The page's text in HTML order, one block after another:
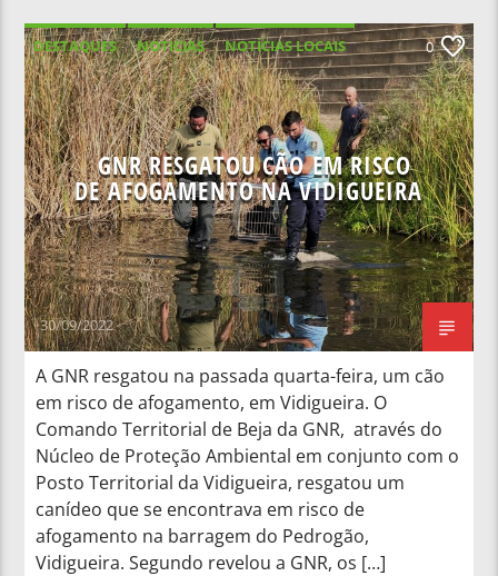
DESTAQUES NOTICIAS
NOTÍCIAS LOCAIS
NOTÍCIAS NACIONAIS
0
GNR RESGATOU CÃO EM RISCO
DE AFOGAMENTO NA VIDIGUEIRA
30/09/2022
A GNR resgatou na passada quarta-feira, um cão
em risco de afogamento, em Vidigueira. O
Comando Territorial de Beja da GNR, através do
Núcleo de Proteção Ambiental em conjunto com o
Posto Territorial da Vidigueira, resgatou um
canídeo que se encontrava em risco de
afogamento na barragem do Pedrogão,
Vidigueira. Segundo revelou a GNR, os […]